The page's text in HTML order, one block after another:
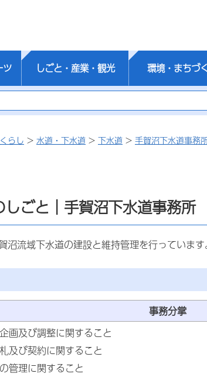
ツ しごと・産業・観光 環境・まちづ
くらし > 水道・下水道 > 下水道 > 手賀沼下水道事務
ごと｜手賀沼下水道事務所
流域下水道の建設と維持管理を行っています
事務分掌
画及び調整に関すること
及び契約に関すること
管理に関すること